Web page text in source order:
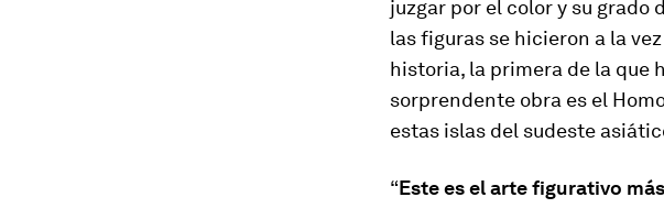
juzgar por el color y su
las figuras se hicieron a la
historia, la primera de la que
sorprendente obra es el
estas islas del sudeste
“Este es el arte figurativo